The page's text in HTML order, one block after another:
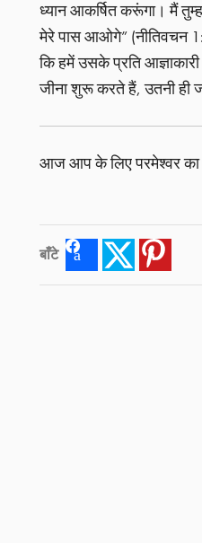
ध्यान आकर्षित करूंगा। मैं
मेरे पास आओगे” (नीतिवचन
कि हमें उसके प्रति
जीना शुरू करते हैं, उतनी
आज आप के लिए परमेश्वर का
बाँटे FacebookTwitter